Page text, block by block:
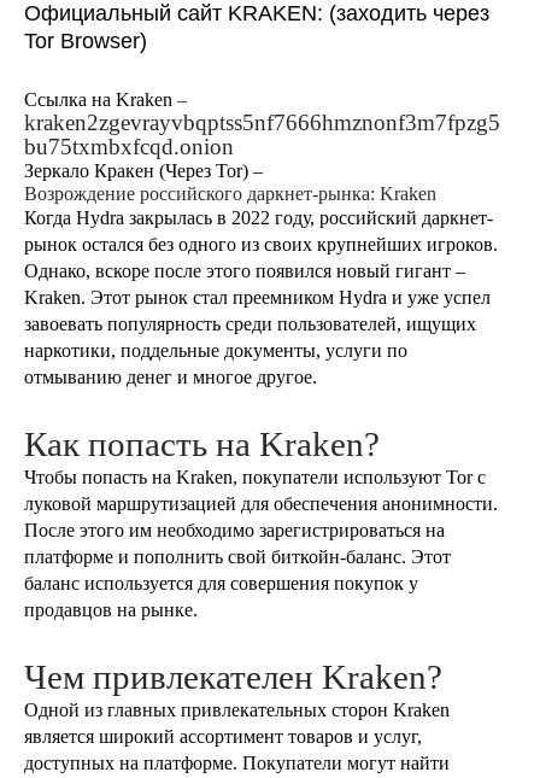
Официальный сайт KRAKEN: (заходить через
Tor Browser)
Cсылка на Kraken –
kraken2zgevrayvbqptss5nf7666hmznonf3m7fpzg5
bu75txmbxfcqd.onion
Зеркало Кракен (Через Tor) –
Возрождение российского даркнет-рынка: Kraken
Когда Hydra закрылась в 2022 году, российский даркнет-
рынок остался без одного из своих крупнейших игроков.
Однако, вскоре после этого появился новый гигант –
Kraken. Этот рынок стал преемником Hydra и уже успел
завоевать популярность среди пользователей, ищущих
наркотики, поддельные документы, услуги по
отмыванию денег и многое другое.
Как попасть на Kraken?
Чтобы попасть на Kraken, покупатели используют Tor с
луковой маршрутизацией для обеспечения анонимности.
После этого им необходимо зарегистрироваться на
платформе и пополнить свой биткойн-баланс. Этот
баланс используется для совершения покупок у
продавцов на рынке.
Чем привлекателен Kraken?
Одной из главных привлекательных сторон Kraken
является широкий ассортимент товаров и услуг,
доступных на платформе. Покупатели могут найти